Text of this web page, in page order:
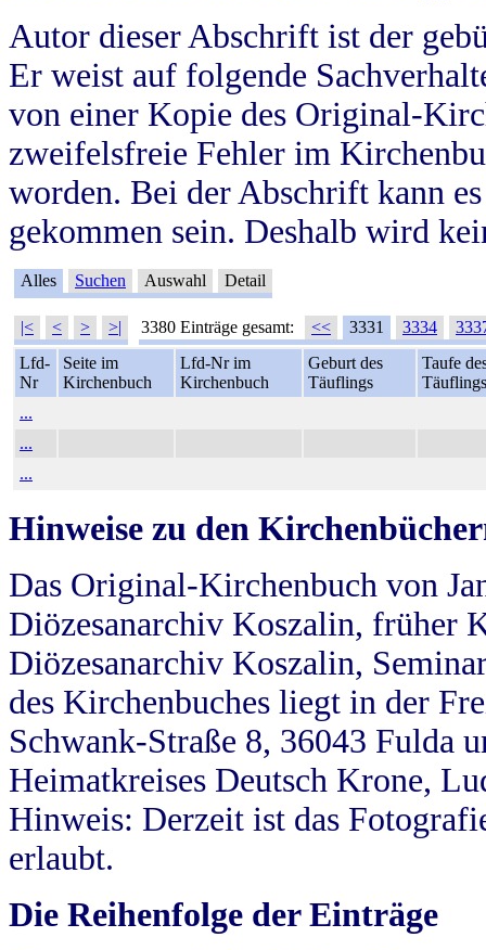
Autor dieser Abschrift ist der
Er weist auf folgende
von einer Kopie des Original-
zweifelsfreie Fehler im
worden. Bei der Abschrift kann
gekommen sein. Deshalb wird
Alles Suchen Auswahl Detail
|< < > >| 3380 Einträge gesamt: << 3331 3334
Lfd-
Nr
Seite im
Kirchenbuch
Lfd-Nr im
Kirchenbuch
Geburt des
Täuflings
Taufe
Täuflings
...
...
...
Hinweise zu den
Das Original-Kirchenbuch von
Diözesanarchiv Koszalin, früher
Diözesanarchiv Koszalin,
des Kirchenbuches liegt in der
Schwank-Straße 8, 36043 Fulda
Heimatkreises Deutsch Krone,
Hinweis: Derzeit ist das
erlaubt.
Die Reihenfolge der Einträge